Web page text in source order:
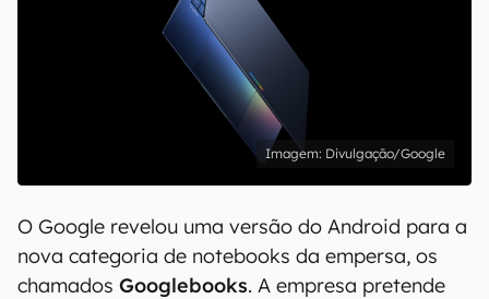
Divulgação/Google
O Google revelou uma versão do Android para a
nova categoria de notebooks da empersa, os
chamados Googlebooks. A empresa pretende